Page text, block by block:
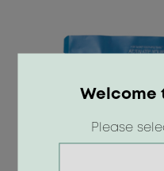
Welcome
Please